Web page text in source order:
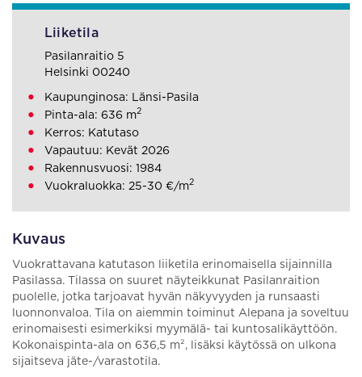
Kuvaus
Vuokrattavana katutason liiketila erinomaisella sijainnilla
Pasilassa. Tilassa on suuret näyteikkunat Pasilanraition
puolelle, jotka tarjoavat hyvän näkyvyyden ja runsaasti
luonnonvaloa. Tila on aiemmin toiminut Alepana ja soveltuu
erinomaisesti esimerkiksi myymälä- tai kuntosalikäyttöön.
Kokonaispinta-ala on 636,5 m², lisäksi käytössä on ulkona
sijaitseva jäte-/varastotila.
Liiketila
Pasilanraitio 5
Helsinki 00240
Kaupunginosa: Länsi-Pasila
Pinta-ala: 636 m2
Kerros: Katutaso
Vapautuu: Kevät 2026
Rakennusvuosi: 1984
Vuokraluokka: 25-30 €/m2